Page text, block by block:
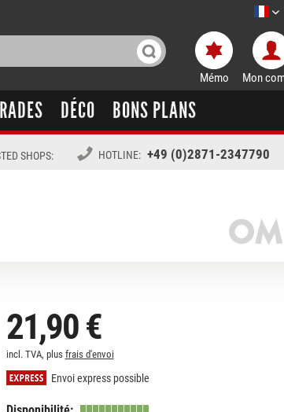
Mémo Mon
DÉCO BONS PLANS
SHOPS: HOTLINE: +49 (0)2871-2347790
21,90 €
incl. TVA, plus frais d'envoi
Envoi express possible